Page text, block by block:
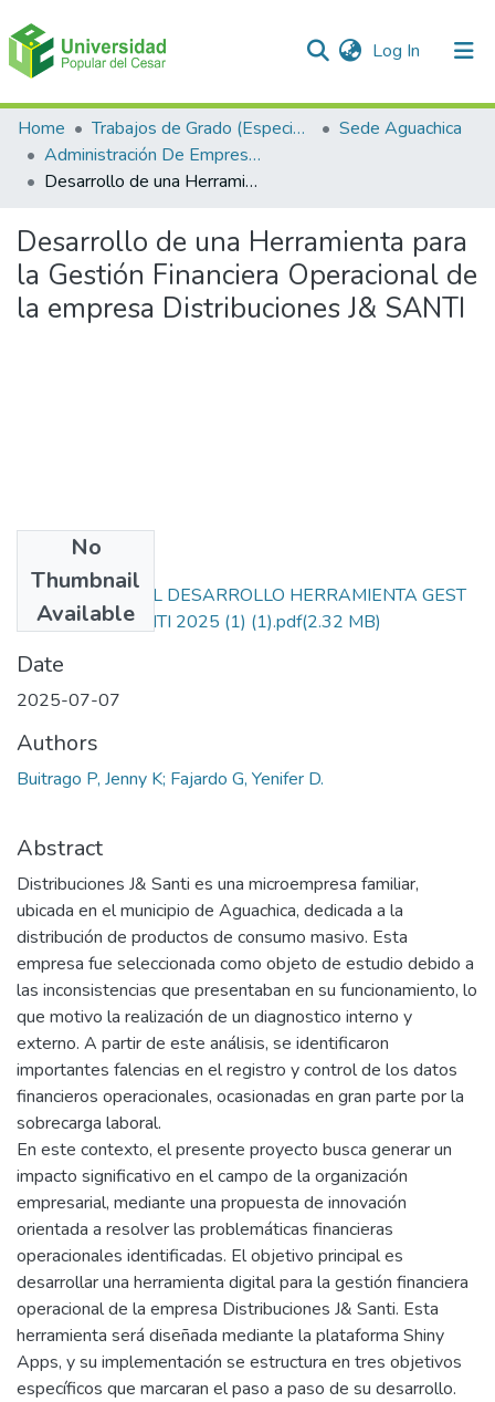
Log In (current)
Communities & Collections
All of DSpace
Home Trabajos de Grado (Especializaciones y Pregrados)
Sede Aguachica
Administración De Empresas
Desarrollo de una Herramienta para la Gestión Financiera Operacional de la empresa Distribuciones J& SANTI
Desarrollo de una Herramienta para
la Gestión Financiera Operacional de
la empresa Distribuciones J& SANTI
No
Thumbnail
Available
PROYECTO FINAL DESARROLLO HERRAMIENTA GEST
FIN OPER J&SANTI 2025 (1) (1).pdf(2.32 MB)
Date
2025-07-07
Authors
Buitrago P, Jenny K; Fajardo G, Yenifer D.
Abstract
Distribuciones J& Santi es una microempresa familiar,
ubicada en el municipio de Aguachica, dedicada a la
distribución de productos de consumo masivo. Esta
empresa fue seleccionada como objeto de estudio debido a
las inconsistencias que presentaban en su funcionamiento, lo
que motivo la realización de un diagnostico interno y
externo. A partir de este análisis, se identificaron
importantes falencias en el registro y control de los datos
financieros operacionales, ocasionadas en gran parte por la
sobrecarga laboral.
En este contexto, el presente proyecto busca generar un
impacto significativo en el campo de la organización
empresarial, mediante una propuesta de innovación
orientada a resolver las problemáticas financieras
operacionales identificadas. El objetivo principal es
desarrollar una herramienta digital para la gestión financiera
operacional de la empresa Distribuciones J& Santi. Esta
herramienta será diseñada mediante la plataforma Shiny
Apps, y su implementación se estructura en tres objetivos
específicos que marcaran el paso a paso de su desarrollo.